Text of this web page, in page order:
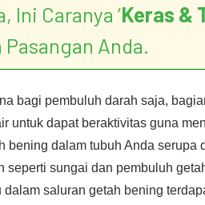
Ini Caranya ‘Keras &
Anda.
bagi pembuluh darah saja,
untuk dapat beraktivitas guna
bening dalam tubuh Anda serupa
seperti sungai dan pembuluh
dalam saluran getah bening